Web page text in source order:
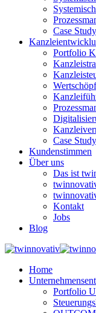
Case
Portfolio
Case
Kundenstimmen
Über uns
Das ist
Kontakt
Jobs
Blog
Home
Portfolio